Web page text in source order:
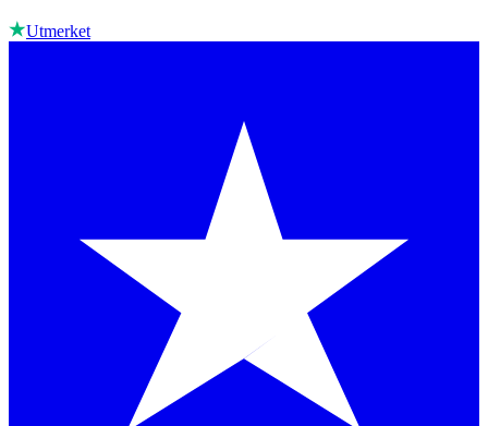
Utmerket